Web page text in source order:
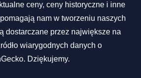
ceny, ceny historyczne i inne
nam w tworzeniu naszych
dostarczane przez największe na
wiarygodnych danych o
Dziękujemy.